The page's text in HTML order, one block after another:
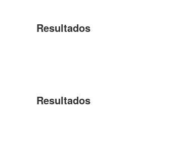
Resultados
Resultados